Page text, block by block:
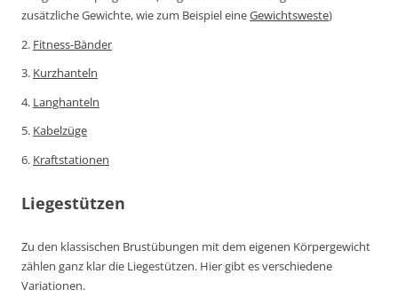
zusätzliche Gewichte, wie zum Beispiel eineGewichtsweste)
2. Fitness-Bänder
3. Kurzhanteln
4. Langhanteln
5. Kabelzüge
6. Kraftstationen
Liegestützen
Zu den klassischen Brustübungen mit dem eigenen Körpergewicht
zählen ganz klar die Liegestützen. Hier gibt es verschiedene
Variationen.